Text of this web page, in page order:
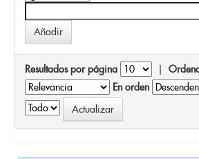
Resultados por página |
En orden